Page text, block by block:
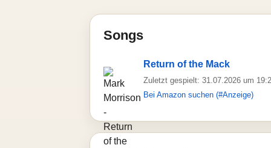
Songs
Return of the Mack
Zuletzt gespielt: 31.07.2026 um
Bei Amazon suchen (#Anzeige)